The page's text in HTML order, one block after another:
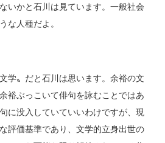
いかと石川は見ています。一般社会
な人種だよ。
学〟だと石川は思います。余裕の文
裕ぶっこいて俳句を詠むことではあ
に没入していていいわけですが、現
評価基準であり、文学的立身出世の